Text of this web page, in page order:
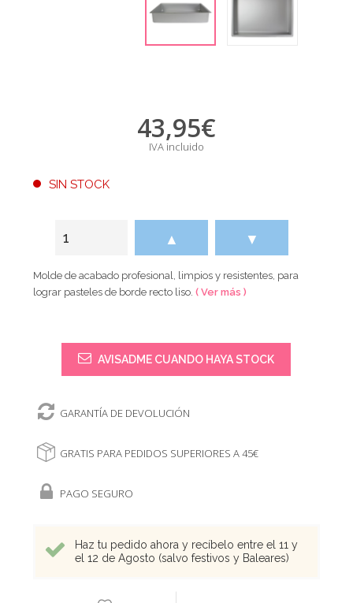
43,95€
IVA incluido
SIN STOCK
▲ ▼
Molde de acabado profesional, limpios y resistentes, para
lograr pasteles de borde recto liso.( Ver más )
AVISADME CUANDO HAYA STOCK
GARANTÍA DE DEVOLUCIÓN
GRATIS PARA PEDIDOS SUPERIORES A 45€
PAGO SEGURO
Haz tu pedido ahora y recíbelo entre el 11 y
el 12 de Agosto (salvo festivos y Baleares)